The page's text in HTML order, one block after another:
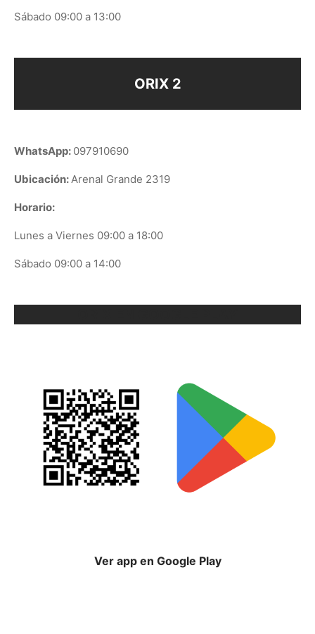
Sábado 09:00 a 13:00
ORIX 2
WhatsApp: 097910690
Ubicación:Arenal Grande 2319
Horario:
Lunes a Viernes 09:00 a 18:00
Sábado 09:00 a 14:00
Ver app en Google Play